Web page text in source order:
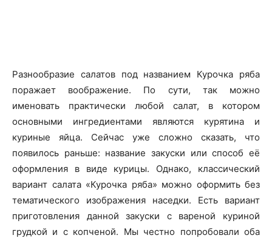
Разнообразие салатов под названием Курочка ряба
поражает воображение. По сути, так можно
именовать практически любой салат, в котором
основными ингредиентами являются курятина и
куриные яйца. Сейчас уже сложно сказать, что
появилось раньше: название закуски или способ её
оформления в виде курицы. Однако, классический
вариант салата «Курочка ряба» можно оформить без
тематического изображения наседки. Есть вариант
приготовления данной закуски с вареной куриной
грудкой и с копченой. Мы честно попробовали оба